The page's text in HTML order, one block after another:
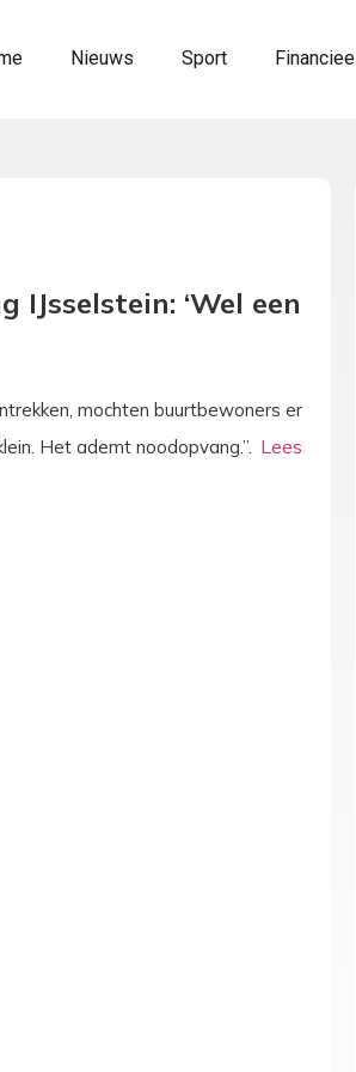
Nieuws Sport Financieel
‘Wel een
mochten buurtbewoners er
Het ademt noodopvang.”.